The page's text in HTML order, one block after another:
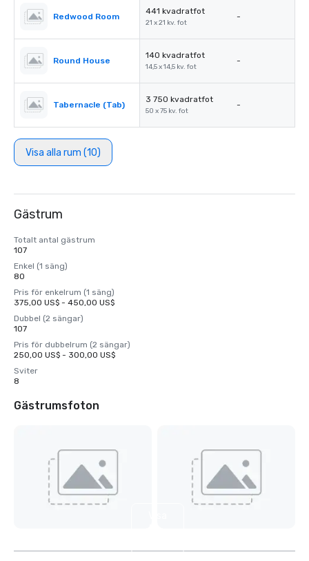
Redwood Room
441 kvadratfot
21 x 21 kv. fot
-
Round House
140 kvadratfot
14,5 x 14,5 kv. fot
-
Tabernacle (Tab)
3 750 kvadratfot
50 x 75 kv. fot
-
Visa alla rum (10)
Gästrum
Totalt antal gästrum
107
Enkel (1 säng)
80
Pris för enkelrum (1 säng)
375,00 US$ - 450,00 US$
Dubbel (2 sängar)
107
Pris för dubbelrum (2 sängar)
250,00 US$ - 300,00 US$
Sviter
8
Gästrumsfoton